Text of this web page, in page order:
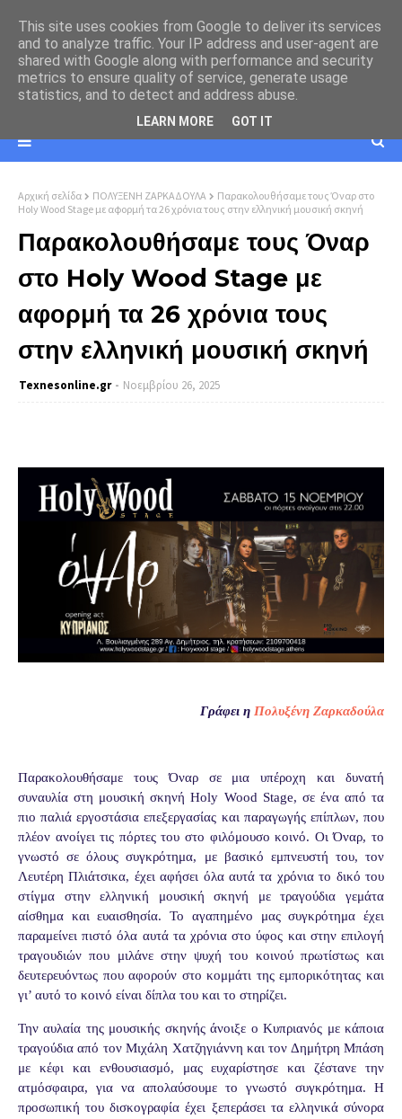
Αρχική σελίδα ΠΟΛΥΞΕΝΗ ΖΑΡΚΑΔΟΥΛΑ
Παρακολουθήσαμε τους Όναρ στο
Holy Wood Stage με αφορμή τα 26 χρόνια τους στην ελληνική μουσική σκηνή
Παρακολουθήσαμε τους Όναρ
στο Holy Wood Stage με
αφορμή τα 26 χρόνια τους
στην ελληνική μουσική σκηνή
Texnesοnline.gr Νοεμβρίου 26, 2025
Γράφει η Πολυξένη Ζαρκαδούλα
Παρακολουθήσαμε τους Όναρ σε μια υπέροχη και δυνατή
συναυλία στη μουσική σκηνήHoly Wood Stage, σε ένα από τα
πιο παλιά εργοστάσια επεξεργασίας και παραγωγής επίπλων, που
πλέον ανοίγει τις πόρτες του στο φιλόμουσο κοινό. Οι Όναρ, το
γνωστό σε όλους συγκρότημα, με βασικό εμπνευστή του, τον
Λευτέρη Πλιάτσικα, έχει αφήσει όλα αυτά τα χρόνια το δικό του
στίγμα στην ελληνική μουσική σκηνή με τραγούδια γεμάτα
αίσθημα και ευαισθησία. Το αγαπημένο μας συγκρότημα έχει
παραμείνει πιστό όλα αυτά τα χρόνια στο ύφος και στην επιλογή
τραγουδιών που μιλάνε στην ψυχή του κοινού πρωτίστως και
δευτερευόντως που αφορούν στο κομμάτι της εμπορικότητας και
γι’ αυτό το κοινό είναι δίπλα του και το στηρίζει.
Την αυλαία της μουσικής σκηνής άνοιξε ο Κυπριανός με κάποια
τραγούδια από τον Μιχάλη Χατζηγιάννη και τον Δημήτρη Μπάση
με κέφι και ενθουσιασμό, μας ευχαρίστησε και ζέστανε την
ατμόσφαιρα, για να απολαύσουμε το γνωστό συγκρότημα. Η
προσωπική του δισκογραφία έχει ξεπεράσει τα ελληνικά σύνορα
This site uses cookies from Google to deliver its services
and to analyze traffic. Your IP address and user-agent are
shared with Google along with performance and security
metrics to ensure quality of service, generate usage
statistics, and to detect and address abuse.
LEARN MORE GOT IT